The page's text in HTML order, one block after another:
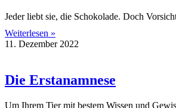
Jeder liebt sie, die Schokolade. Doch
Weiterlesen »
11. Dezember 2022
Die Erstanamnese
Um Ihrem Tier mit bestem Wissen und